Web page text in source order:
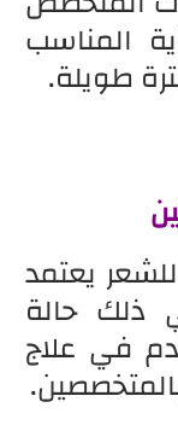
المناسب
طويلة.
يعتمد
حالة
في علاج